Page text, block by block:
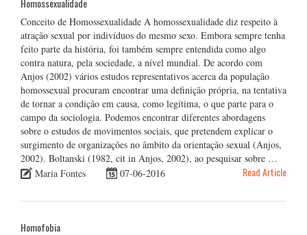
Conceito de Homossexualidade A homossexualidade diz respeito à
atração sexual por indivíduos do mesmo sexo. Embora sempre tenha
feito parte da história, foi também sempre entendida como algo
contra natura, pela sociedade, a nível mundial. De acordo com
Anjos (2002) vários estudos representativos acerca da população
homossexual procuram encontrar uma definição própria, na tentativa
de tornar a condição em causa, como legítima, o que parte para o
campo da sociologia. Podemos encontrar diferentes abordagens
sobre o estudos de movimentos sociais, que pretendem explicar o
surgimento de organizações no âmbito da orientação sexual (Anjos,
2002). Boltanski (1982, cit in Anjos, 2002), ao pesquisar sobre …
Maria Fontes
07-06-2016 Read Article
Homofobia